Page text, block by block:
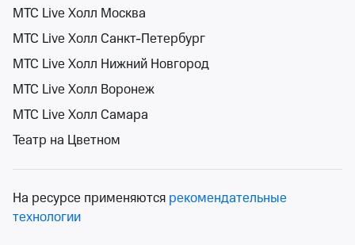
чт 24 сент, 19:00
от 500 ₽
чт 24 сентября, 19:00•осталось более 100 билетов
МТС Live Холл Москва
МТС Live Холл Санкт-Петербург
МТС Live Холл Нижний Новгород
МТС Live Холл Воронеж
МТС Live Холл Самара
Театр на Цветном
На ресурсе применяются рекомендательные
технологии